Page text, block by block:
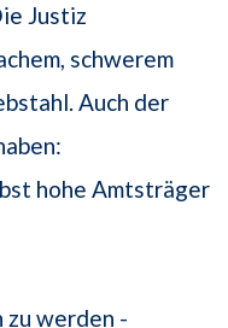
Justiz
schwerem
Auch der
hohe Amtsträger
zu werden -